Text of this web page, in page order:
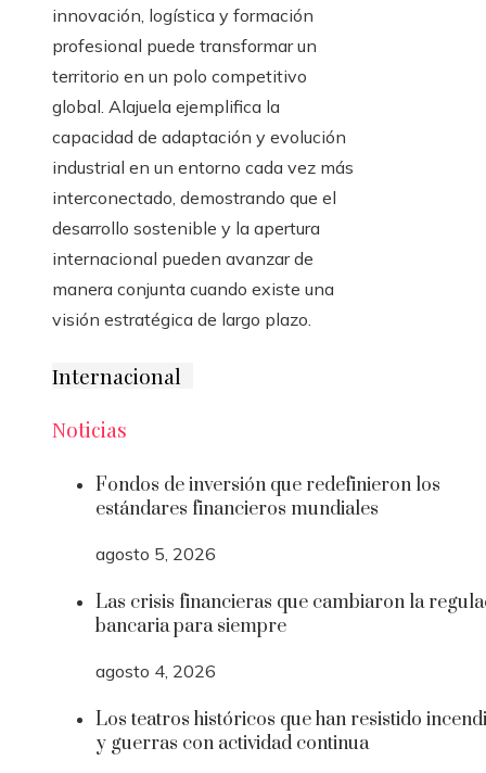
innovación, logística y formación
profesional puede transformar un
territorio en un polo competitivo
global. Alajuela ejemplifica la
capacidad de adaptación y evolución
industrial en un entorno cada vez más
interconectado, demostrando que el
desarrollo sostenible y la apertura
internacional pueden avanzar de
manera conjunta cuando existe una
visión estratégica de largo plazo.
Internacional
Noticias
Fondos de inversión que redefinieron los
estándares financieros mundiales
agosto 5, 2026
Las crisis financieras que cambiaron la
bancaria para siempre
agosto 4, 2026
Los teatros históricos que han resistido
y guerras con actividad continua